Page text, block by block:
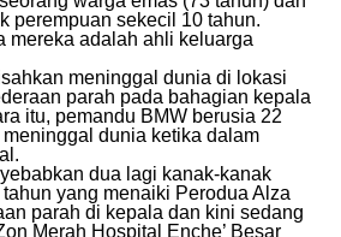
perempuan sekecil 10 tahun.
mereka adalah ahli keluarga
meninggal dunia di lokasi
parah pada bahagian kepala
itu, pemandu BMW berusia 22
dunia ketika dalam
dua lagi kanak-kanak
yang menaiki Perodua Alza
parah di kepala dan kini sedang
Merah Hospital Enche’ Besar